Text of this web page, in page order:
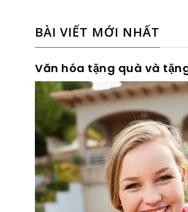
BÀI VIẾT MỚI NHẤT
Văn hóa tặng quà và